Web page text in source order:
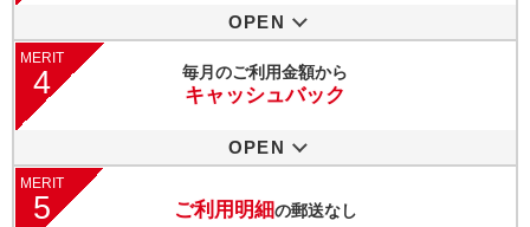
OPEN
MERIT
4 毎月のご利用金額から
キャッシュバック
OPEN
MERIT
5 ご利用明細の郵送なし